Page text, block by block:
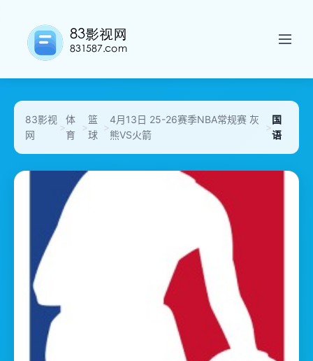
83影视
网
>
体
育
>
篮
球
>
4月13日 25-26赛季NBA常规赛 灰
熊VS火箭
>
国
语